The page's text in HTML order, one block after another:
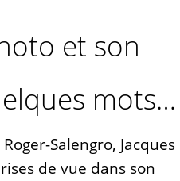
et son
mots…
Salengro, Jacques
de vue dans son